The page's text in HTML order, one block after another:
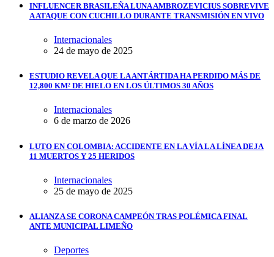
INFLUENCER BRASILEÑA LUNA AMBROZEVICIUS SOBREVIVE
A ATAQUE CON CUCHILLO DURANTE TRANSMISIÓN EN VIVO
Internacionales
24 de mayo de 2025
ESTUDIO REVELA QUE LA ANTÁRTIDA HA PERDIDO MÁS DE
12,800 KM² DE HIELO EN LOS ÚLTIMOS 30 AÑOS
Internacionales
6 de marzo de 2026
LUTO EN COLOMBIA: ACCIDENTE EN LA VÍA LA LÍNEA DEJA
11 MUERTOS Y 25 HERIDOS
Internacionales
25 de mayo de 2025
ALIANZA SE CORONA CAMPEÓN TRAS POLÉMICA FINAL
ANTE MUNICIPAL LIMEÑO
Deportes